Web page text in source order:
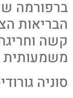
ברפורמה
הבריאות
קשה
משמעותית
סוניה